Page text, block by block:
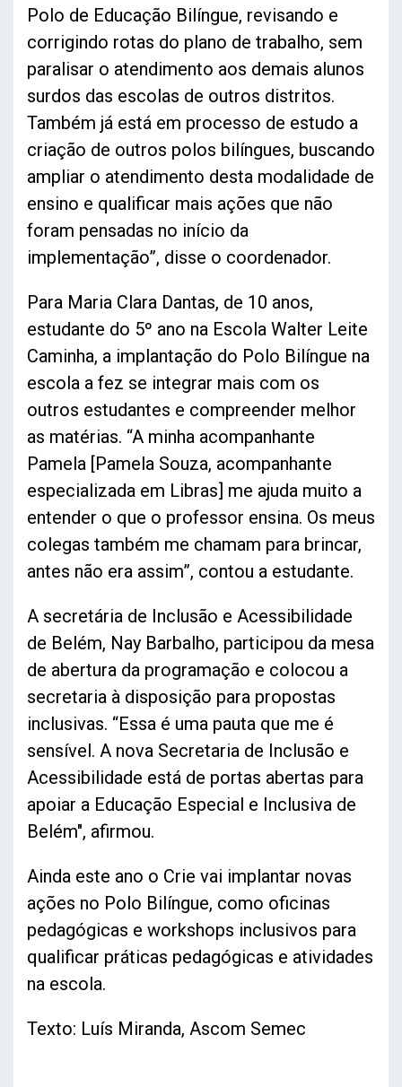
Polo de Educação Bilíngue, revisando e
corrigindo rotas do plano de trabalho, sem
paralisar o atendimento aos demais alunos
surdos das escolas de outros distritos.
Também já está em processo de estudo a
criação de outros polos bilíngues, buscando
ampliar o atendimento desta modalidade de
ensino e qualificar mais ações que não
foram pensadas no início da
implementação”, disse o coordenador.
Para Maria Clara Dantas, de 10 anos,
estudante do 5º ano na Escola Walter Leite
Caminha, a implantação do Polo Bilíngue na
escola a fez se integrar mais com os
outros estudantes e compreender melhor
as matérias. “A minha acompanhante
Pamela [Pamela Souza, acompanhante
especializada em Libras] me ajuda muito a
entender o que o professor ensina. Os meus
colegas também me chamam para brincar,
antes não era assim”, contou a estudante.
A secretária de Inclusão e Acessibilidade
de Belém, Nay Barbalho, participou da mesa
de abertura da programação e colocou a
secretaria à disposição para propostas
inclusivas. “Essa é uma pauta que me é
sensível. A nova Secretaria de Inclusão e
Acessibilidade está de portas abertas para
apoiar a Educação Especial e Inclusiva de
Belém", afirmou.
Ainda este ano o Crie vai implantar novas
ações no Polo Bilíngue, como oficinas
pedagógicas e workshops inclusivos para
qualificar práticas pedagógicas e atividades
na escola.
Texto: Luís Miranda, Ascom Semec